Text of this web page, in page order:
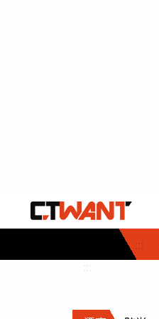
:::
社會首頁
時事
調查